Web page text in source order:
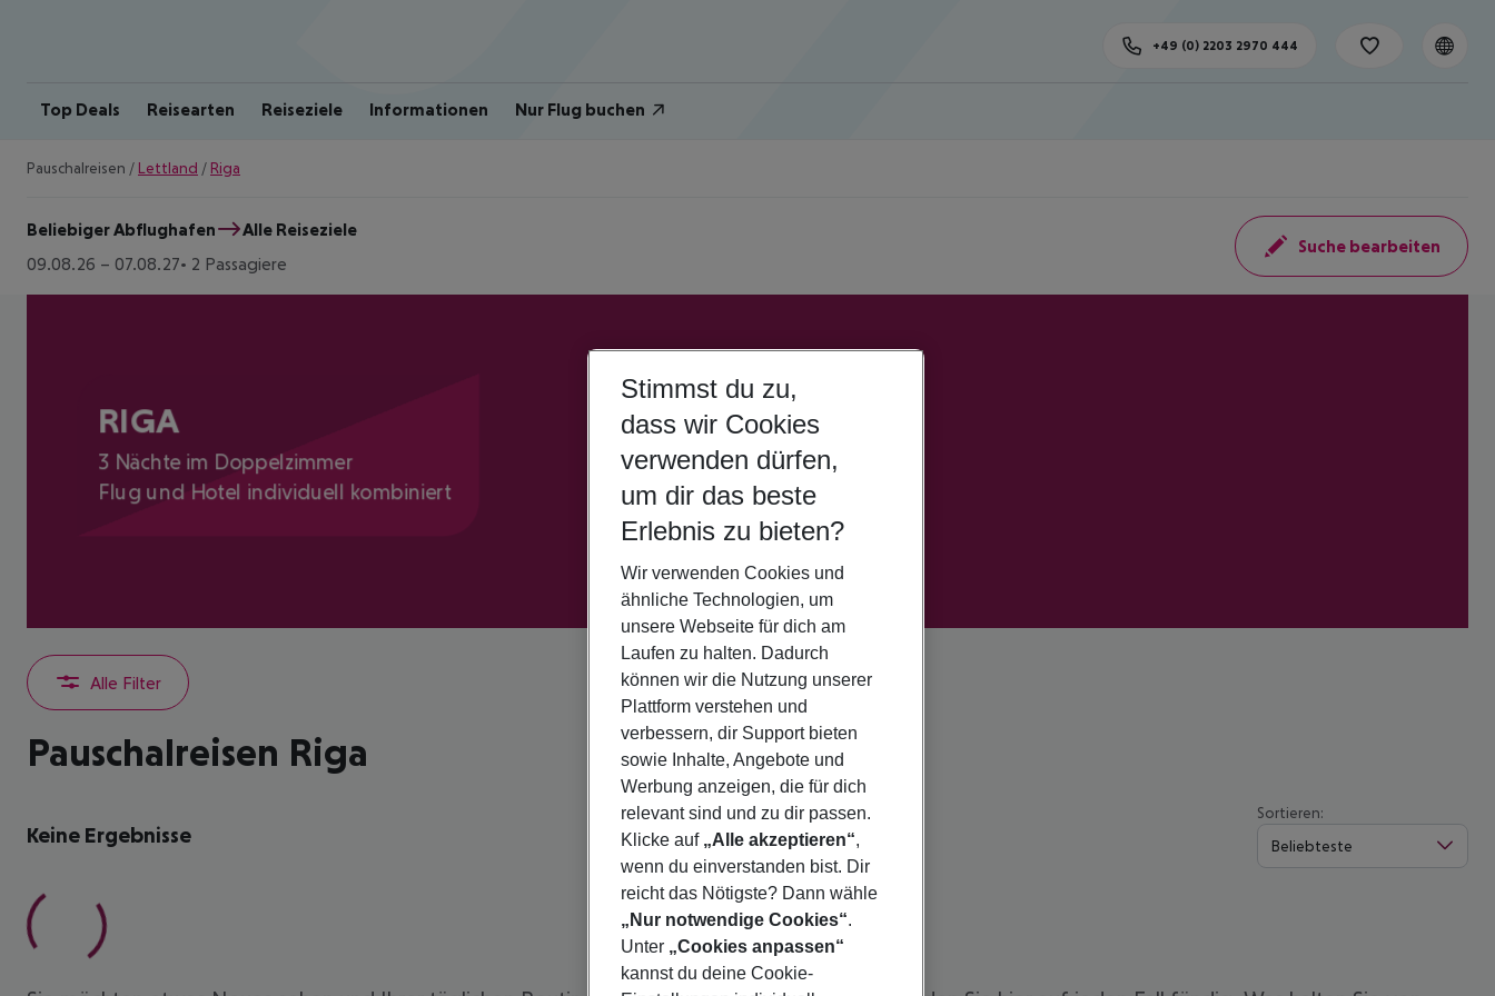
Top Deals Reisearten Reiseziele Informationen Nur Flug buchen
+49 (0) 2203 2970 444
Pauschalreisen / Lettland / Riga
Beliebiger Abflughafen
Alle Reiseziele
09.08.26 – 07.08.27 2 Passagiere
Suche bearbeiten
RIGA
3 Nächte im Doppelzimmer
Flug und Hotel individuell kombiniert
Alle Filter
Pauschalreisen Riga
Keine Ergebnisse
Sortieren:
Beliebteste
Stimmst du zu,
dass wir Cookies
verwenden dürfen,
um dir das beste
Erlebnis zu bieten?
Wir verwenden Cookies und
ähnliche Technologien, um
unsere Webseite für dich am
Laufen zu halten. Dadurch
können wir die Nutzung unserer
Plattform verstehen und
verbessern, dir Support bieten
sowie Inhalte, Angebote und
Werbung anzeigen, die für dich
relevant sind und zu dir passen.
Klicke auf „Alle akzeptieren“,
wenn du einverstanden bist. Dir
reicht das Nötigste? Dann wähle
„Nur notwendige Cookies“.
Unter „Cookies anpassen“
kannst du deine Cookie-